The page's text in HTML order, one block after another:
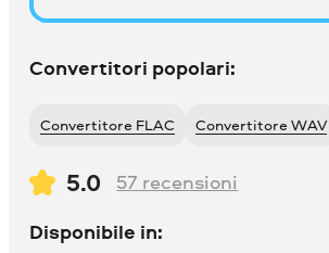
Convertitori popolari:
Convertitore FLAC Convertitore WAV
5.0 57 recensioni
Disponibile in: